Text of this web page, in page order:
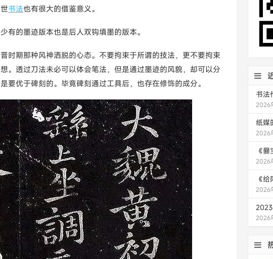
书法也有很大的借鉴意义。
有的墨迹版本也是后人双钩填墨的版本。
时期那种风神洒脱的心态。不要拘束于所谓的技法，更不要拘束
。透过刀法未必可以体会笔法，但是通过墨迹的风貌，却可以分
要优于碑刻的。毕竟碑刻通过工具后，也存在修饰的成分。
书法
2026
纸媒
2026
《
2026
《
2026
2026